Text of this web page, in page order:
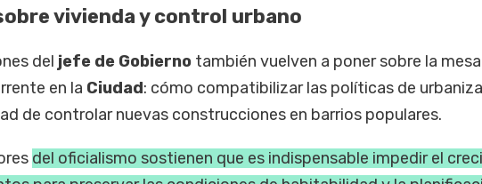
vivienda y control urbano
del jefe de Gobiernotambién vuelven a poner sobre la
en la Ciudad: cómo compatibilizar las políticas de
de controlar nuevas construcciones en barrios populares.
del oficialismo sostienen que es indispensable impedir el